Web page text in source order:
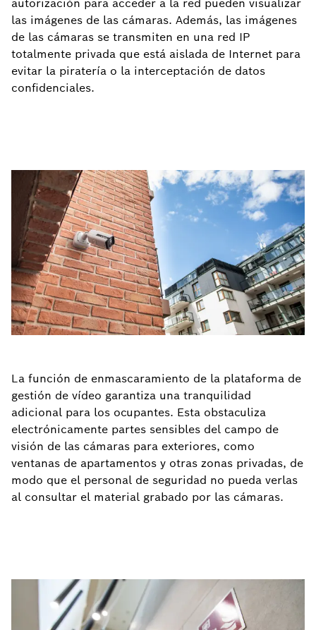
autorización para acceder a la red pueden visualizar
las imágenes de las cámaras. Además, las imágenes
de las cámaras se transmiten en una red IP
totalmente privada que está aislada de Internet para
evitar la piratería o la interceptación de datos
confidenciales.
La función de enmascaramiento de la plataforma de
gestión de vídeo garantiza una tranquilidad
adicional para los ocupantes. Esta obstaculiza
electrónicamente partes sensibles del campo de
visión de las cámaras para exteriores, como
ventanas de apartamentos y otras zonas privadas, de
modo que el personal de seguridad no pueda verlas
al consultar el material grabado por las cámaras.